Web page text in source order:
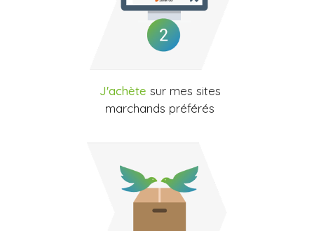
J'achète sur mes sites
marchands préférés